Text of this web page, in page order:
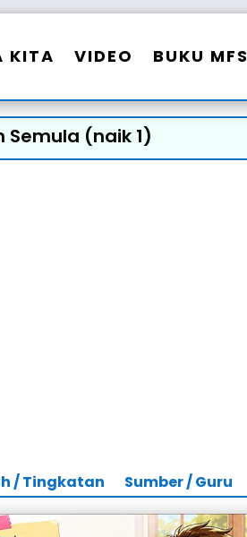
KITA VIDEO BUKU MFS
(naik 1)
/ Tingkatan Sumber / Guru